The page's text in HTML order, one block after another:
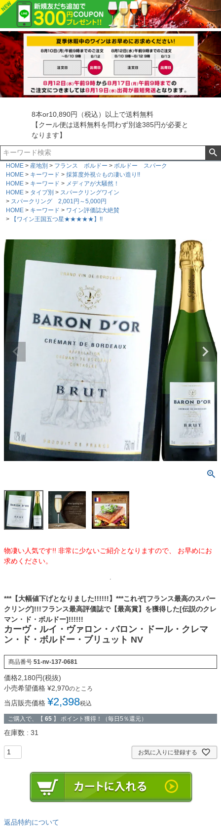
8本or10,890円（税込）以上で送料無料
【クール便は送料無料を問わず別途385円が必要と
なります】
HOME 産地別 フランス ボルドー
ボルドー スパーク
HOME
キーワード
採算度外視☆もの凄い造り!!
HOME
キーワード
メディアが大騒然！
HOME
タイプ別
スパークリングワイン
スパークリング 2,001円～5,000円
HOME
キーワード
ワイン評価誌大絶賛
【ワイン王国五つ星★★★★★】!!
物凄い人気です!! 非常に少ないご紹介となりますので、 お早めにお
求めください。
***【大幅値下げとなりました!!!!!!】***これぞ[フランス最高のスパー
クリング]!!!フランス最高評価誌で【最高賞】を獲得した[伝説のクレ
マン・ド・ボルドー]!!!!!!
カーヴ・ルイ・ヴァロン・バロン・ドール・クレマ
ン・ド・ボルドー・ブリュット NV
商品番号 51-nv-137-0681
小売希望価格 ¥2,970のところ
当店販売価格 ¥2,398税込
ご購入で、【 65 】 ポイント獲得！（毎日5％還元）
在庫数 31
お気に入りに登録する
返品特約について